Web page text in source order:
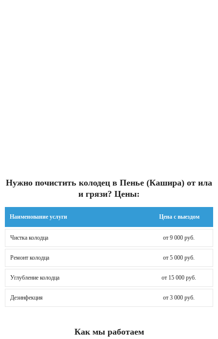
Нужно почистить колодец в Пенье (Кашира) от ила
и грязи? Цены:
Наименование услуги Цена с выездом
Чистка колодца от 9 000 руб.
Ремонт колодца от 5 000 руб.
Углубление колодца от 15 000 руб.
Дезинфекция от 3 000 руб.
Как мы работаем